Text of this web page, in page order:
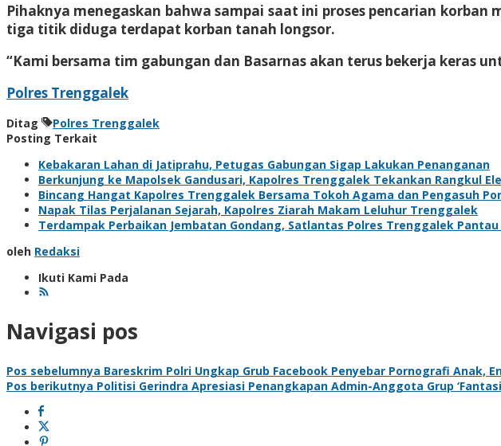
Pihaknya menegaskan bahwa sampai saat ini proses pencarian
tiga titik diduga terdapat korban tanah longsor.
“Kami bersama tim gabungan dan Basarnas akan terus bekerja keras
Polres Trenggalek
Ditag
Polres Trenggalek
Posting Terkait
Kebakaran Lahan di Jatiprahu, Petugas Gabungan Sigap Lakukan Penanganan
Berkunjung ke Mapolsek Gandusari, Kapolres Trenggalek Tekankan Rangkul
Bincang Hangat Kapolres Trenggalek Bersama Tokoh Agama dan Pengasuh
Napak Tilas Perjalanan Sejarah, Kapolres Ziarah Makam Leluhur Trenggalek
Terdampak Perbaikan Jembatan Gondang, Satlantas Polres Trenggalek
oleh Redaksi
Ikuti Kami Pada
Navigasi pos
Pos sebelumnya Bareskrim Polri Ungkap Grub Facebook Penyebar Pornografi Anak,
Pos berikutnya Politisi Gerindra Apresiasi Penangkapan Admin-Anggota Grup